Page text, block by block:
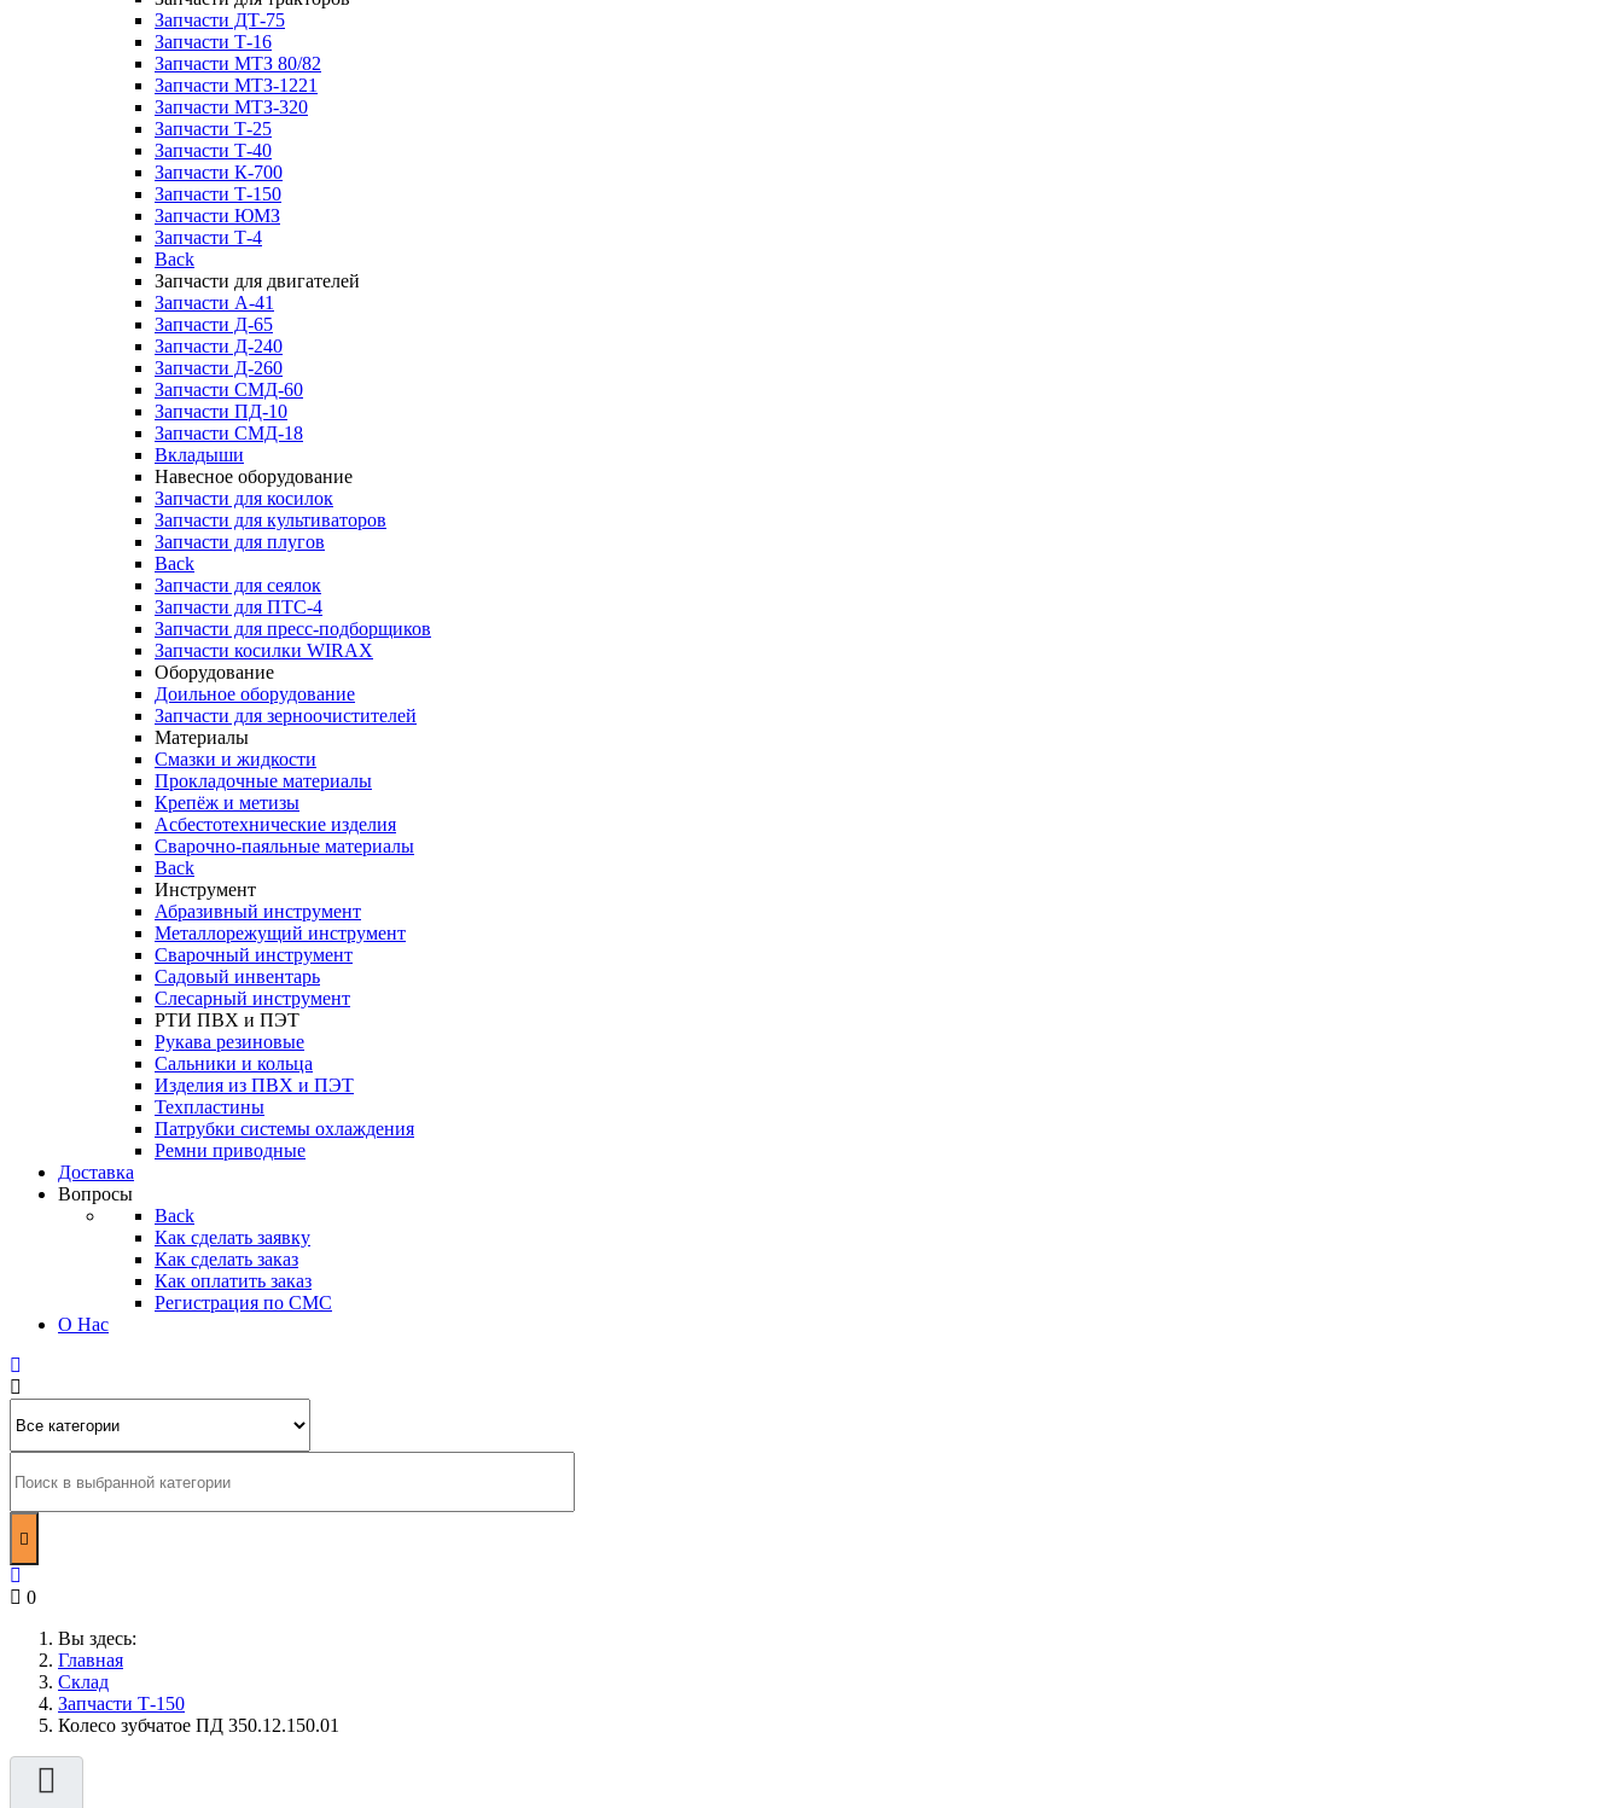
Запчасти ДТ-75
Запчасти Т-16
Запчасти МТЗ 80/82
Запчасти МТЗ-1221
Запчасти МТЗ-320
Запчасти Т-25
Запчасти Т-40
Запчасти К-700
Запчасти Т-150
Запчасти ЮМЗ
Запчасти Т-4
Back
Запчасти для двигателей
Запчасти А-41
Запчасти Д-65
Запчасти Д-240
Запчасти Д-260
Запчасти СМД-60
Запчасти ПД-10
Запчасти СМД-18
Вкладыши
Навесное оборудование
Запчасти для косилок
Запчасти для культиваторов
Запчасти для плугов
Back
Запчасти для сеялок
Запчасти для ПТС-4
Запчасти для пресс-подборщиков
Запчасти косилки WIRAX
Оборудование
Доильное оборудование
Запчасти для зерноочистителей
Материалы
Смазки и жидкости
Прокладочные материалы
Крепёж и метизы
Асбестотехнические изделия
Сварочно-паяльные материалы
Back
Инструмент
Абразивный инструмент
Металлорежущий инструмент
Сварочный инструмент
Садовый инвентарь
Слесарный инструмент
РТИ ПВХ и ПЭТ
Рукава резиновые
Сальники и кольца
Изделия из ПВХ и ПЭТ
Техпластины
Патрубки системы охлаждения
Ремни приводные
Доставка
Вопросы
Back
Как сделать заявку
Как сделать заказ
Как оплатить заказ
Регистрация по СМС
О Нас
0
Вы здесь:
Главная
Склад
Запчасти Т-150
Колесо зубчатое ПД 350.12.150.01